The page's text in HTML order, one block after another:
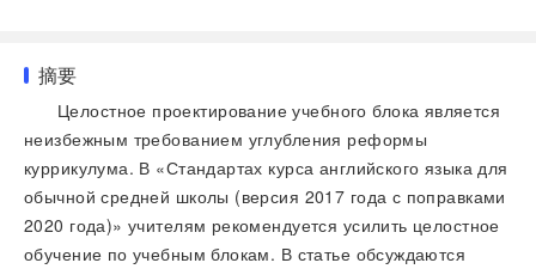
摘要
Целостное проектирование учебного блока является
неизбежным требованием углубления реформы
куррикулума. В «Стандартах курса английского языка для
обычной средней школы (версия 2017 года с поправками
2020 года)» учителям рекомендуется усилить целостное
обучение по учебным блокам. В статье обсуждаются